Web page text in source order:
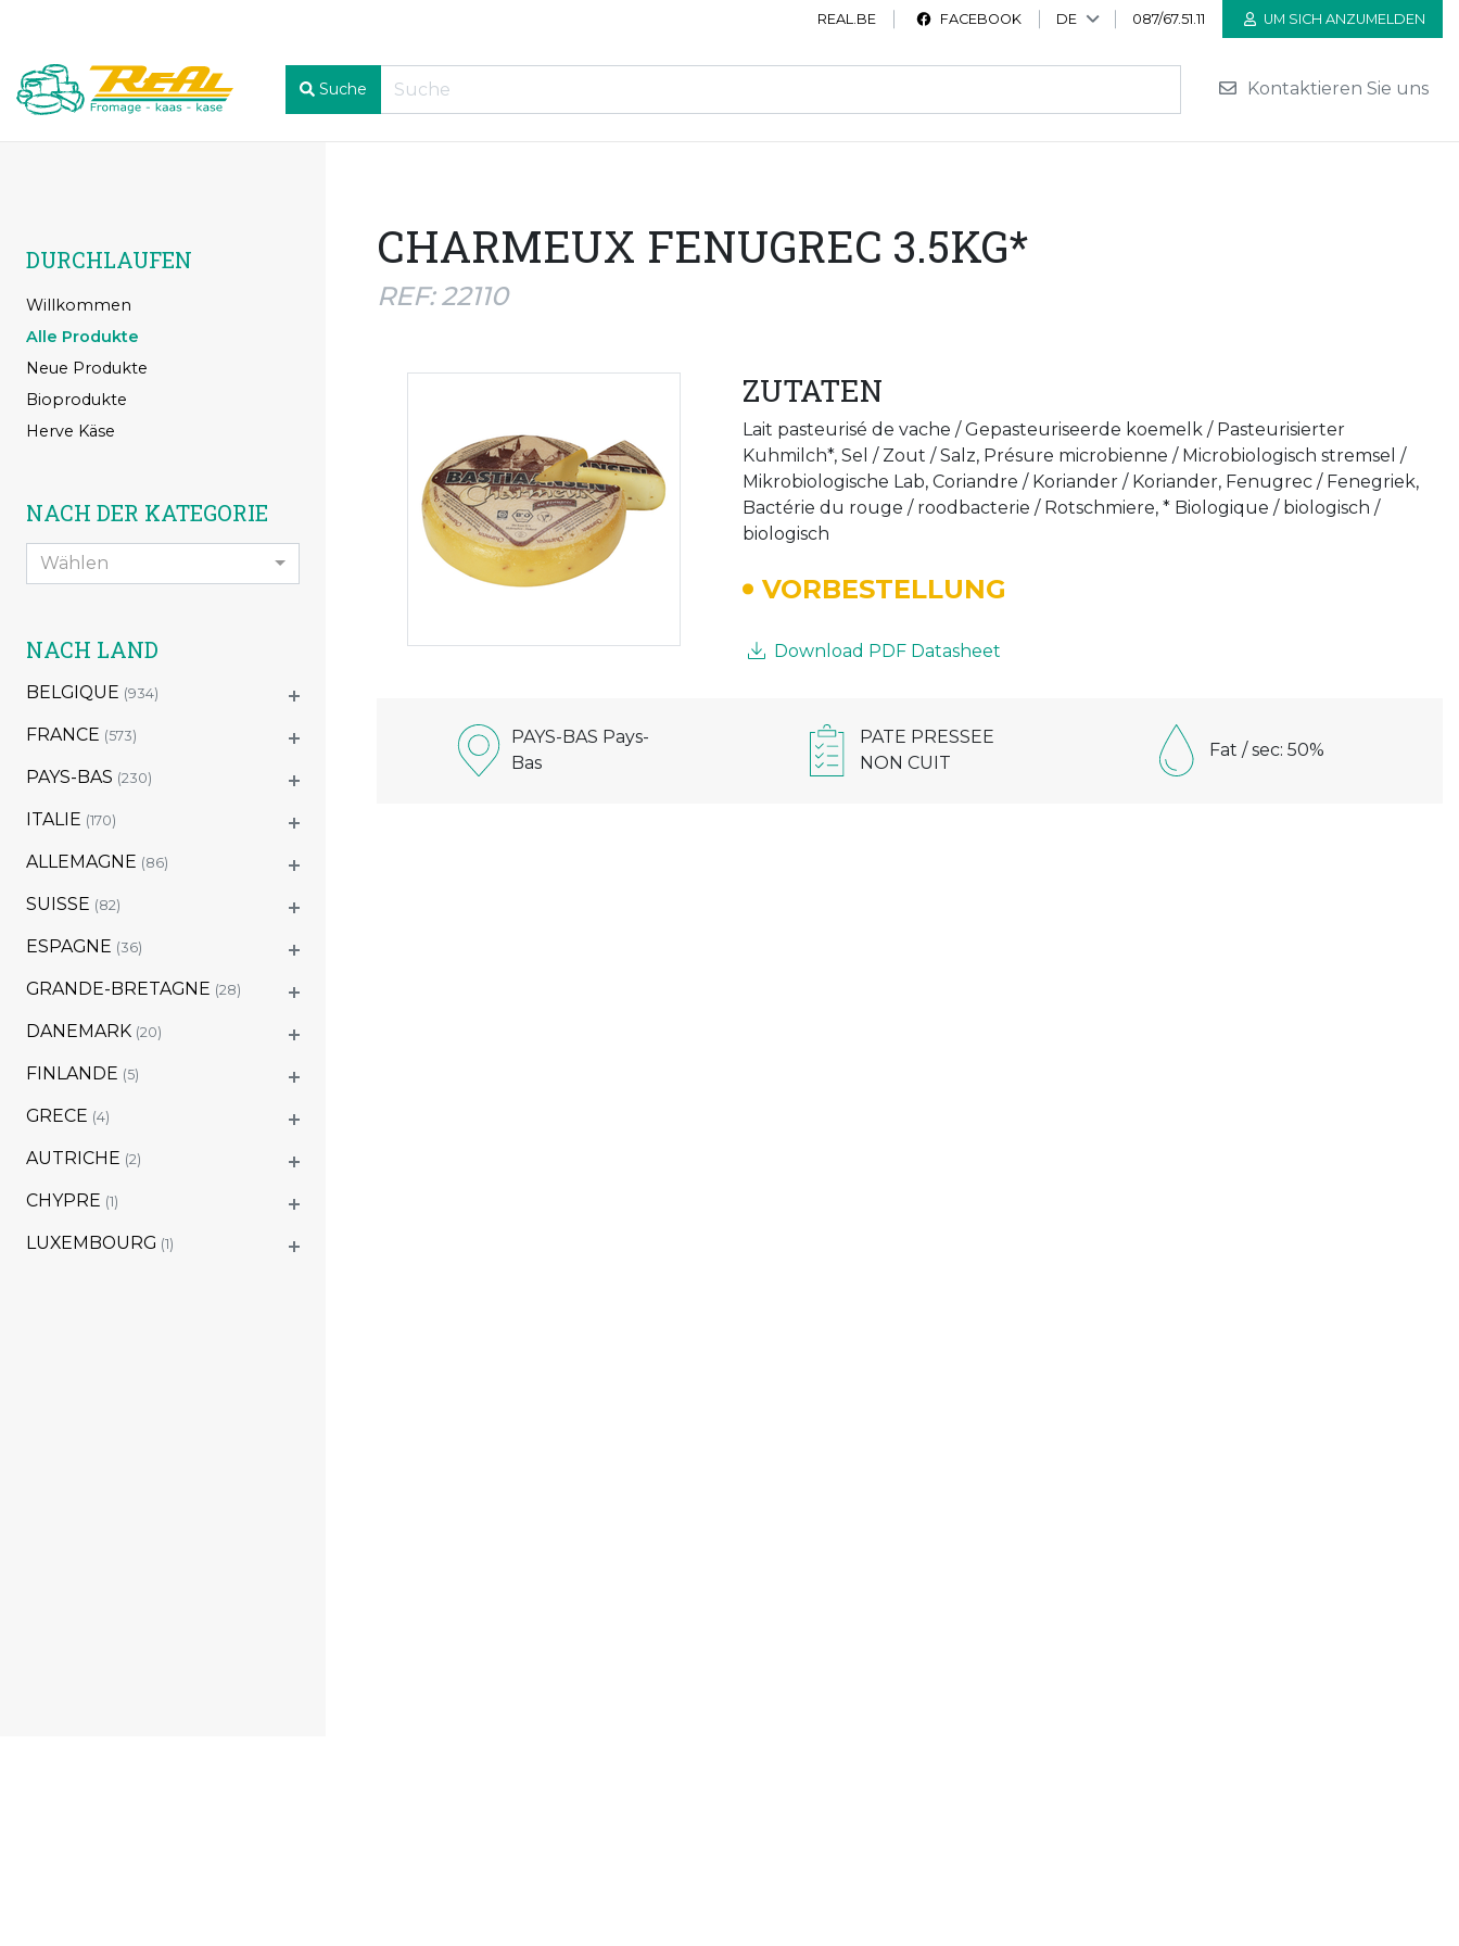
REAL.BE FACEBOOK DE 087/67.51.11 UM SICH ANZUMELDEN
Suche Kontaktieren Sie uns
DURCHLAUFEN
Willkommen
Alle Produkte
Neue Produkte
Bioprodukte
Herve Käse
NACH DER KATEGORIE
Wählen
NACH LAND
BELGIQUE (934)
FRANCE (573)
PAYS-BAS (230)
ITALIE (170)
ALLEMAGNE (86)
SUISSE (82)
ESPAGNE (36)
GRANDE-BRETAGNE (28)
DANEMARK (20)
FINLANDE (5)
GRECE (4)
AUTRICHE (2)
CHYPRE (1)
LUXEMBOURG (1)
CHARMEUX FENUGREC 3.5KG*
REF: 22110
ZUTATEN
Lait pasteurisé de vache / Gepasteuriseerde koemelk / Pasteurisierter
Kuhmilch*, Sel / Zout / Salz, Présure microbienne / Microbiologisch stremsel /
Mikrobiologische Lab, Coriandre / Koriander / Koriander, Fenugrec / Fenegriek,
Bactérie du rouge / roodbacterie / Rotschmiere, * Biologique / biologisch /
biologisch
VORBESTELLUNG
Download PDF Datasheet
PAYS-BAS Pays-
Bas
PATE PRESSEE
NON CUIT
Fat / sec: 50%